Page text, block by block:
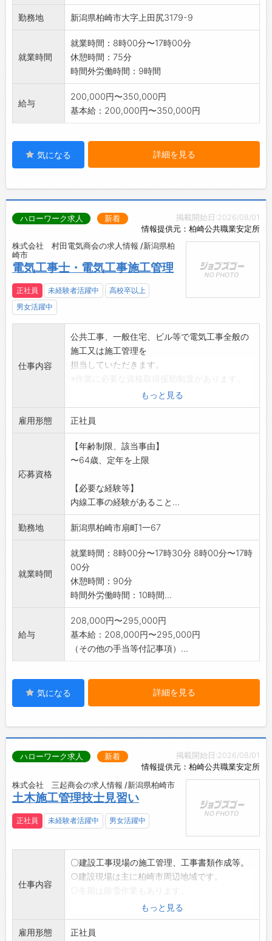
※変更範囲:変更なし
勤務地 新潟県柏崎市大字上田尻3179-9
就業時間
就業時間：8時00分〜17時00分
休憩時間：75分
時間外労働時間：9時間
給与
200,000円〜350,000円
基本給：200,000円〜350,000円
気になる 詳細を見る
掲載開始日:2026/08/01
情報提供元：柏崎公共職業安定所
ハローワーク求人 新着
株式会社 村田電気商会の求人情報 /新潟県柏
崎市
電気工事士・電気工事施工管理
正社員 未経験者活躍中
高校卒以上
男女活躍中
仕事内容
公共工事、一般住宅、ビル等で電気工事全般の
施工又は施工管理を
担当していただきます。
また、取得後の資格
手当を厚くしております。
※現場の範囲は柏崎市、刈羽村、上越市、十日
町市、長岡市などで
す。転勤はありません。
※変更範囲:変更なし
もっと見る
雇用形態 正社員
応募資格
【年齢制限、該当事由】
〜64歳、定年を上限
【必要な経験等】
内線工事の経験があること...
勤務地 新潟県柏崎市扇町1一67
就業時間
就業時間：8時00分〜17時30分 8時00分〜17時
00分
休憩時間：90分
時間外労働時間：10時間...
給与
208,000円〜295,000円
基本給：208,000円〜295,000円
（その他の手当等付記事項）...
気になる 詳細を見る
掲載開始日:2026/08/01
情報提供元：柏崎公共職業安定所
ハローワーク求人 新着
株式会社 三起商会の求人情報 /新潟県柏崎市
土木施工管理技士見習い
正社員 未経験者活躍中 男女活躍中
仕事内容
〇建設工事現場の施工管理、工事書類作成等。
○建設現場は主に柏崎市周辺地域です。
※異業種からの転職歓迎します。
※変更範囲:変更なし
もっと見る
雇用形態 正社員